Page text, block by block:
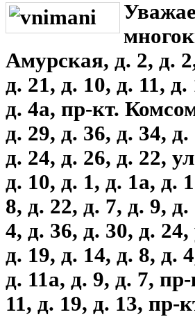
Амурская, д. 2, д.
д. 21, д. 10, д. 11,
д. 4а, пр-кт.
д. 29, д. 36, д. 34,
д. 24, д. 26, д. 22,
д. 10, д. 1, д. 1а, д.
8, д. 22, д. 7, д. 9,
4, д. 36, д. 30, д.
д. 19, д. 14, д. 8, д.
д. 11а, д. 9, д. 7,
11, д. 19, д. 13, пр-